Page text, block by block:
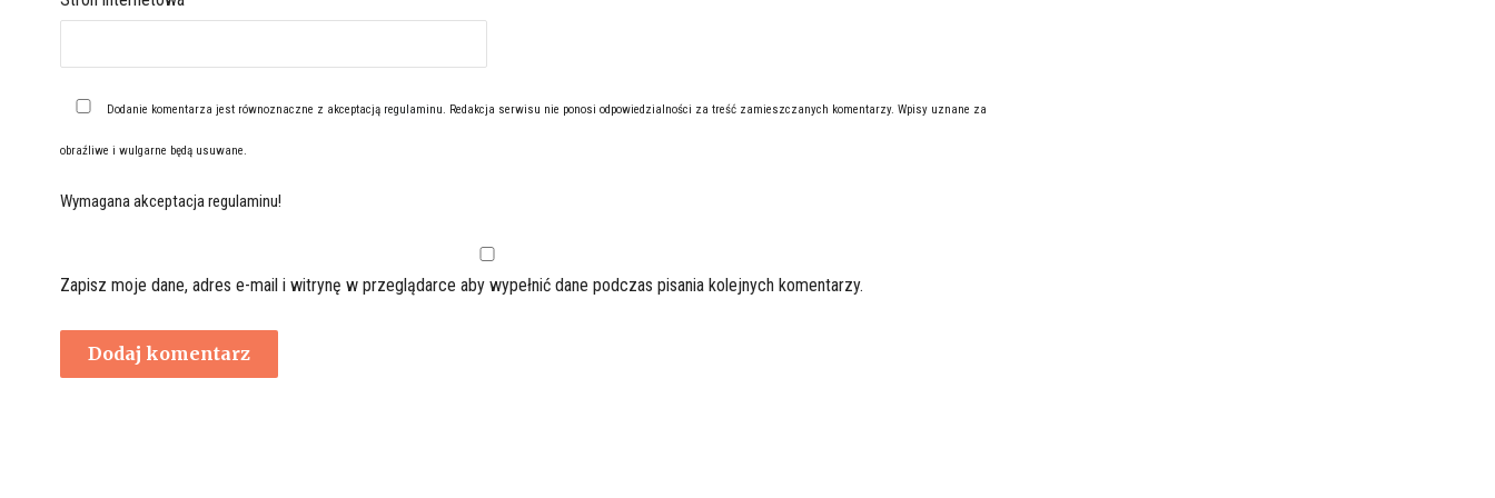
Dodanie komentarza jest równoznaczne z akceptacją regulaminu. Redakcja serwisu nie ponosi odpowiedzialności za treść zamieszczanych komentarzy. Wpisy uznane za
obraźliwe i wulgarne będą usuwane.
Wymagana akceptacja regulaminu!
Zapisz moje dane, adres e-mail i witrynę w przeglądarce aby wypełnić dane podczas pisania kolejnych komentarzy.